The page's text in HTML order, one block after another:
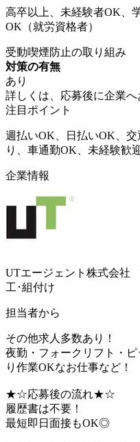
高卒以上、未経験者OK、
OK（就労資格者）
受動喫煙防止の取り組み
対策の有無
あり
詳しくは、応募後に企業
注目ポイント
週払いOK、日払いOK、
り、車通勤OK、未経験歓
企業情報
UTエージェント株式会社
工･組付け
担当者から
その他求人多数あり！
夜勤・フォークリフト・
り作業OKなお仕事など！
★☆応募後の流れ★☆
履歴書は不要！
最短即日面接もOK◎